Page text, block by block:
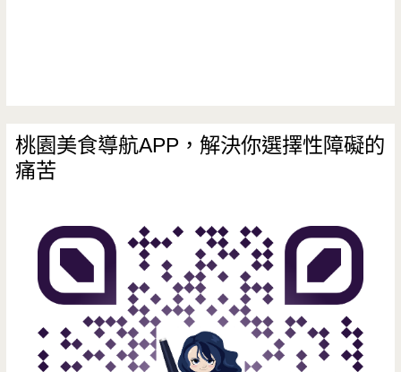
桃園美食導航APP，解決你選擇性障礙的
痛苦